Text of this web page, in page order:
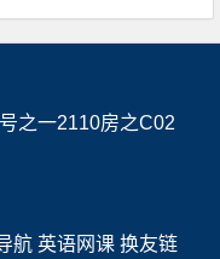
之一2110房之C02
航 英语网课 换友链